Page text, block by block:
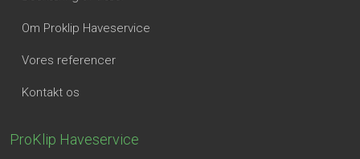
Om Proklip Haveservice
Vores referencer
Kontakt os
ProKlip Haveservice